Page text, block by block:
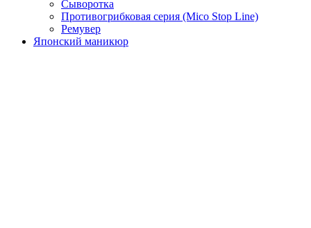
Сыворотка
Противогрибковая серия (Mico Stop Line)
Ремувер
Японский маникюр